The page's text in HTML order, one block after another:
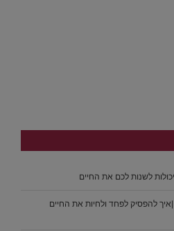
להפסיק לפחד ולחיות את החיים